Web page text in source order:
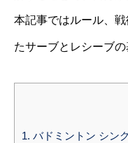
本記事ではルール、
たサーブとレシーブの
1. バドミントン シン